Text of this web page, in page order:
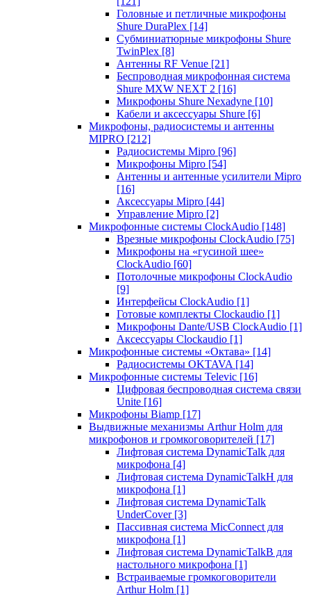
Головные и петличные микрофоны
Shure DuraPlex [14]
Субминиатюрные микрофоны Shure
TwinPlex [8]
Антенны RF Venue [21]
Беспроводная микрофонная система
Shure MXW NEXT 2 [16]
Микрофоны Shure Nexadyne [10]
Кабели и аксессуары Shure [6]
Микрофоны, радиосистемы и антенны
MIPRO [212]
Радиосистемы Mipro [96]
Микрофоны Mipro [54]
Антенны и антенные усилители Mipro
[16]
Аксессуары Mipro [44]
Управление Mipro [2]
Микрофонные системы ClockAudio [148]
Врезные микрофоны ClockAudio [75]
Микрофоны на «гусиной шее»
ClockAudio [60]
Потолочные микрофоны ClockAudio
[9]
Интерфейсы ClockAudio [1]
Готовые комплекты Clockaudio [1]
Микрофоны Dante/USB ClockAudio [1]
Аксессуары Clockaudio [1]
Микрофонные системы «Октава» [14]
Радиосистемы OKTAVA [14]
Микрофонные системы Televic [16]
Цифровая беспроводная система связи
Unite [16]
Микрофоны Biamp [17]
Выдвижные механизмы Arthur Holm для
микрофонов и громкоговорителей [17]
Лифтовая система DynamicTalk для
микрофона [4]
Лифтовая система DynamicTalkH для
микрофона [1]
Лифтовая система DynamicTalk
UnderCover [3]
Пассивная система MicConnect для
микрофона [1]
Лифтовая система DynamicTalkB для
настольного микрофона [1]
Встраиваемые громкоговорители
Arthur Holm [1]